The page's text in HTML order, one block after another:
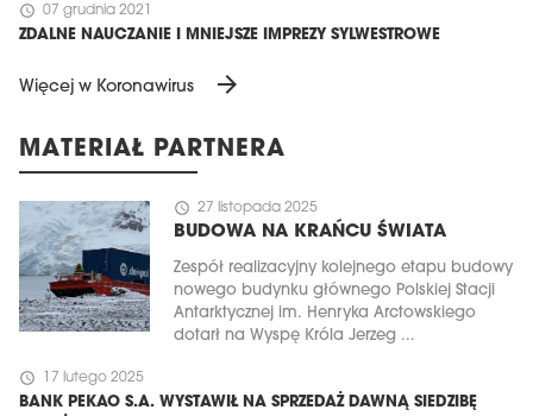
schedule 07 grudnia 2021
ZDALNE NAUCZANIE I MNIEJSZE IMPREZY SYLWESTROWE
Więcej w Koronawirus arrow_forward
MATERIAŁ PARTNERA
schedule 27 listopada 2025
BUDOWA NA KRAŃCU ŚWIATA
Zespół realizacyjny kolejnego etapu budowy
nowego budynku głównego Polskiej Stacji
Antarktycznej im. Henryka Arctowskiego
dotarł na Wyspę Króla Jerzeg ...
schedule 17 lutego 2025
BANK PEKAO S.A. WYSTAWIŁ NA SPRZEDAŻ DAWNĄ SIEDZIBĘ